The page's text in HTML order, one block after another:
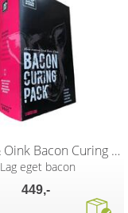
Angus & Oink Bacon Curing Pack
Lag eget bacon
449,-